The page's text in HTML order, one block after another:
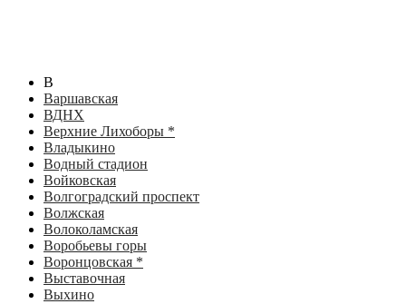
В
Варшавская
ВДНХ
Верхние Лихоборы *
Владыкино
Водный стадион
Войковская
Волгоградский проспект
Волжская
Волоколамская
Воробьевы горы
Воронцовская *
Выставочная
Выхино